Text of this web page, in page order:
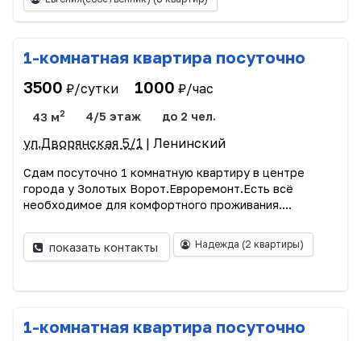
1-комнатная квартира посуточно
3500 ₽/сутки 1000 ₽/час
43 м2 4/5 этаж до 2 чел.
ул.Дворянская 5/1 | Ленинский
Сдам посуточно 1 комнатную квартиру в центре
города у Золотых Ворот.Евроремонт.Есть всё
необходимое для комфортного проживания....
показать контакты Надежда (2 квартиры)
1-комнатная квартира посуточно